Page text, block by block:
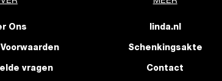
Ons
vragen
linda.nl
Schenkingsakte
Contact